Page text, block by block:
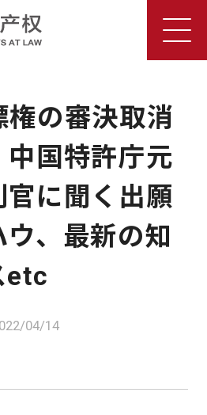
の審決取消
中国特許庁元
に聞く出願
、最新の知
etc
04/14